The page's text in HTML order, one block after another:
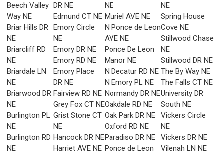
Beech Valley
Way NE
Briar Hills DR
NE
Briarcliff RD
NE
Briardale LN
NE
Briarwood DR
NE
Burlington PL
NE
Burlington RD
NE
DR NE
Edmund CT NE
Emory Circle
NE
Emory DR NE
Emory RD NE
Emory Place
DR NE
Fairview RD NE
Grey Fox CT NE
Grist Stone CT
NE
Hancock DR NE
Harriet AVE NE
NE
Muriel AVE NE
N Ponce de Leon
AVE NE
Ponce De Leon
Manor NE
N Decatur RD NE
N Emory PL NE
Normandy DR NE
Oakdale RD NE
Oak Park DR NE
Oxford RD NE
Paradiso DR NE
Ponce de Leon
NE
Spring House
Cove NE
Stillwood Chase
NE
Stillwood DR NE
The By Way NE
The Falls CT NE
University DR
South NE
Vickers Circle
NE
Vickers DR NE
Vilenah LN NE